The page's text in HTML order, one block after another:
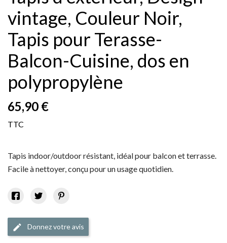
vintage, Couleur Noir,
Tapis pour Terasse-
Balcon-Cuisine, dos en
polypropylène
65,90 €
TTC
Tapis indoor/outdoor résistant, idéal pour balcon et terrasse.
Facile à nettoyer, conçu pour un usage quotidien.
edit Donnez votre avis